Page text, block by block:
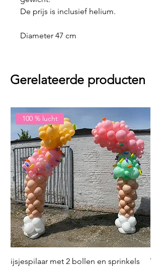
De prijs is inclusief helium.
Diameter 47 cm
Gerelateerde producten
100 % lucht
ijsjespilaar met 2 bollen en sprinkels